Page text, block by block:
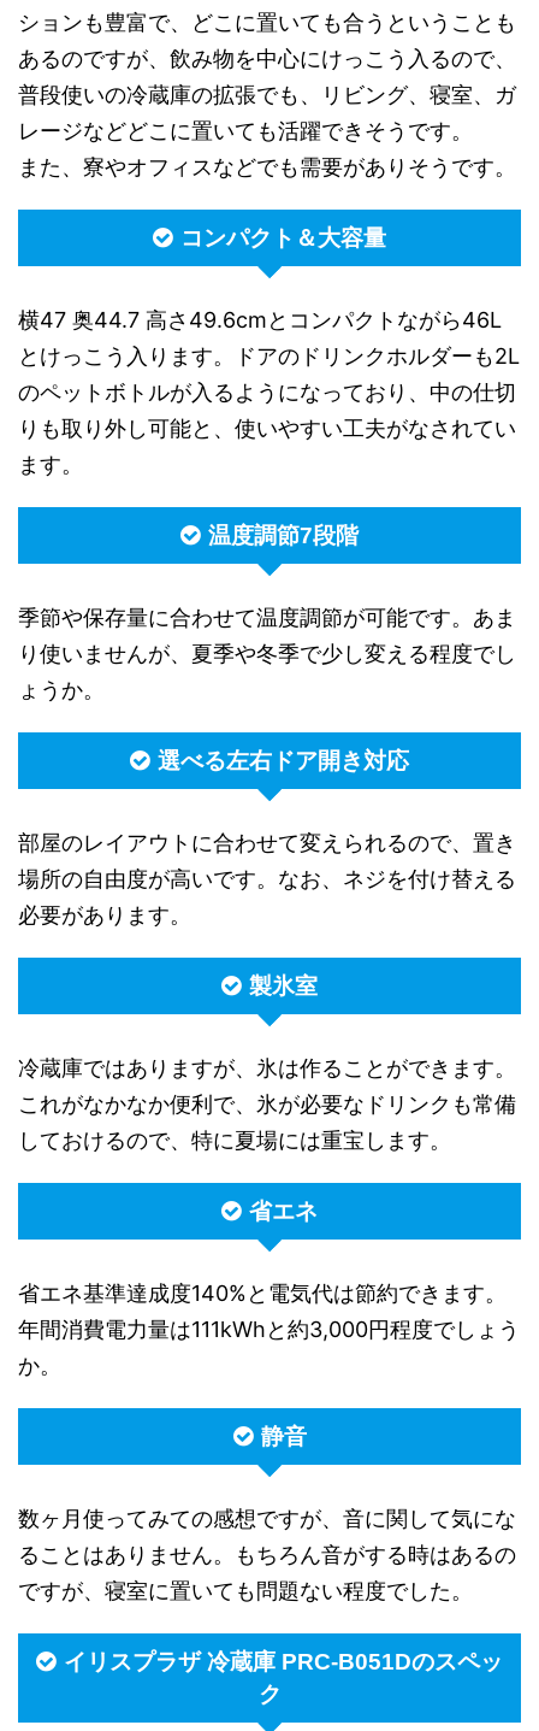
ションも豊富で、どこに置いても合うということも
あるのですが、飲み物を中心にけっこう入るので、
普段使いの冷蔵庫の拡張でも、リビング、寝室、ガ
レージなどどこに置いても活躍できそうです。
また、寮やオフィスなどでも需要がありそうです。
コンパクト＆大容量
横47 奥44.7 高さ49.6cmとコンパクトながら46L
とけっこう入ります。ドアのドリンクホルダーも2L
のペットボトルが入るようになっており、中の仕切
りも取り外し可能と、使いやすい工夫がなされてい
ます。
温度調節7段階
季節や保存量に合わせて温度調節が可能です。あま
り使いませんが、夏季や冬季で少し変える程度でし
ょうか。
選べる左右ドア開き対応
部屋のレイアウトに合わせて変えられるので、置き
場所の自由度が高いです。なお、ネジを付け替える
必要があります。
製氷室
冷蔵庫ではありますが、氷は作ることができます。
これがなかなか便利で、氷が必要なドリンクも常備
しておけるので、特に夏場には重宝します。
省エネ
省エネ基準達成度140%と電気代は節約できます。
年間消費電力量は111kWhと約3,000円程度でしょう
か。
静音
数ヶ月使ってみての感想ですが、音に関して気にな
ることはありません。もちろん音がする時はあるの
ですが、寝室に置いても問題ない程度でした。
イリスプラザ 冷蔵庫 PRC-B051Dのスペッ
ク